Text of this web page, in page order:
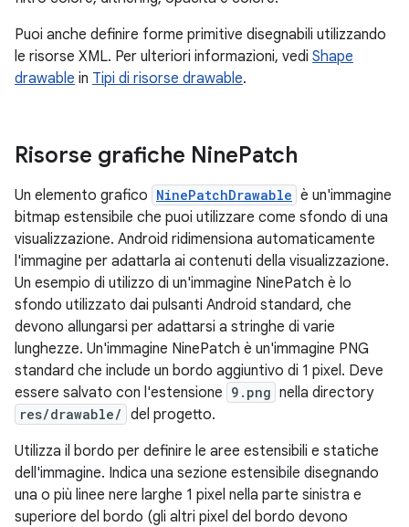
Puoi anche definire forme primitive disegnabili utilizzando
le risorse XML. Per ulteriori informazioni, vedi Shape
drawable in Tipi di risorse drawable.
Risorse grafiche NinePatch
Un elemento grafico NinePatchDrawable è un'immagine
bitmap estensibile che puoi utilizzare come sfondo di una
visualizzazione. Android ridimensiona automaticamente
l'immagine per adattarla ai contenuti della visualizzazione.
Un esempio di utilizzo di un'immagine NinePatch è lo
sfondo utilizzato dai pulsanti Android standard, che
devono allungarsi per adattarsi a stringhe di varie
lunghezze. Un'immagine NinePatch è un'immagine PNG
standard che include un bordo aggiuntivo di 1 pixel. Deve
essere salvato con l'estensione 9.png nella directory
res/drawable/ del progetto.
Utilizza il bordo per definire le aree estensibili e statiche
dell'immagine. Indica una sezione estensibile disegnando
una o più linee nere larghe 1 pixel nella parte sinistra e
superiore del bordo (gli altri pixel del bordo devono